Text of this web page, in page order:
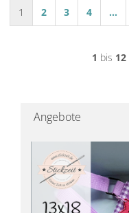
1 2 3 4 ...
1 bis 12
Angebote